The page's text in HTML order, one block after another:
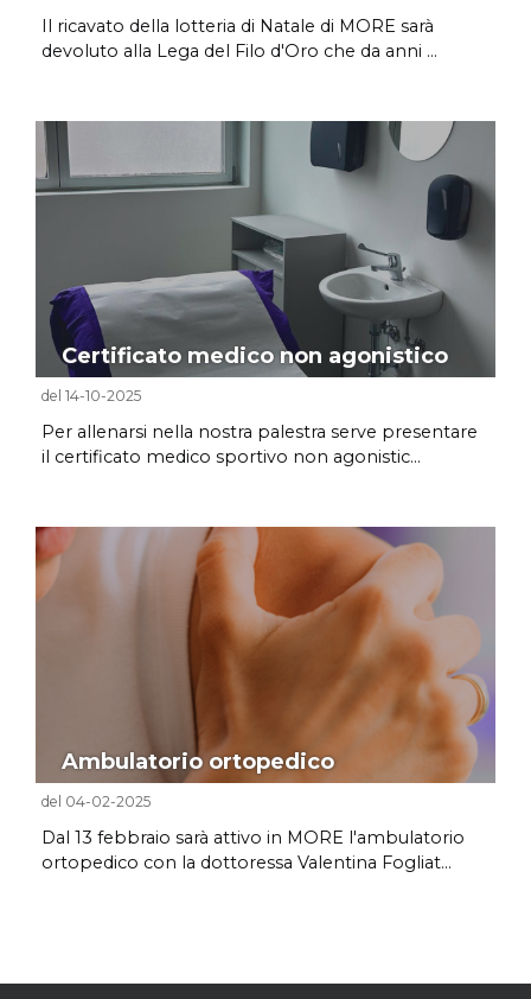
Il ricavato della lotteria di Natale di MORE sarà
devoluto alla Lega del Filo d'Oro che da anni ...
Certificato medico non agonistico
del 14-10-2025
Per allenarsi nella nostra palestra serve presentare
il certificato medico sportivo non agonistic...
Ambulatorio ortopedico
del 04-02-2025
Dal 13 febbraio sarà attivo in MORE l'ambulatorio
ortopedico con la dottoressa Valentina Fogliat...